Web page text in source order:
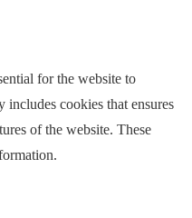
for the website to
cookies that ensures
of the website. These